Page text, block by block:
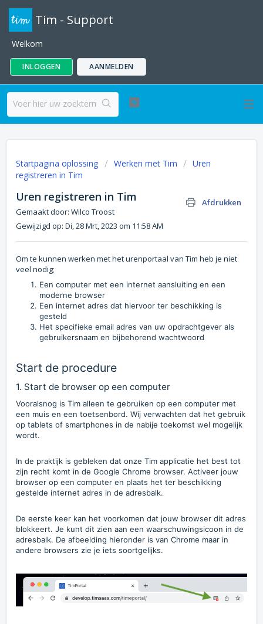
Tim - Support
Welkom
INLOGGEN AANMELDEN
Startpagina oplossing Werken met Tim
Uren
registreren in Tim
Uren registreren in Tim
Afdrukken
Gemaakt door: Wilco Troost
Gewijzigd op: Di, 28 Mrt, 2023 om 11:58 AM
Om te kunnen werken met het urenportaal van Tim heb je niet
veel nodig;
Een computer met een internet aansluiting en een
moderne browser
Een internet adres dat hiervoor ter beschikking is
gesteld
Het specifieke email adres van uw opdrachtgever als
gebruikersnaam en bijbehorend wachtwoord
Start de procedure
1. Start de browser op een computer
Vooralsnog is Tim alleen te gebruiken op een computer met
een muis en een toetsenbord. Wij verwachten dat het gebruik
op tablets of smartphones in de nabije toekomst wel mogelijk
wordt.
In de praktijk is gebleken dat onze Tim applicatie het best tot
zijn recht komt in de Google Chrome browser. Activeer jouw
browser op een computer en plaats het ter beschikking
gestelde internet adres in de adresbalk.
De eerste keer kan het voorkomen dat jouw browser dit adres
blokkeert. Je kunt dit zien aan een waarschuwingsicoon in de
adresbalk. De afbeelding hieronder is van Chrome maar in
andere browsers zie je iets soortgelijks.